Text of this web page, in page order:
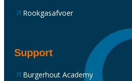
Rookgasafvoer
Support
Burgerhout Academy